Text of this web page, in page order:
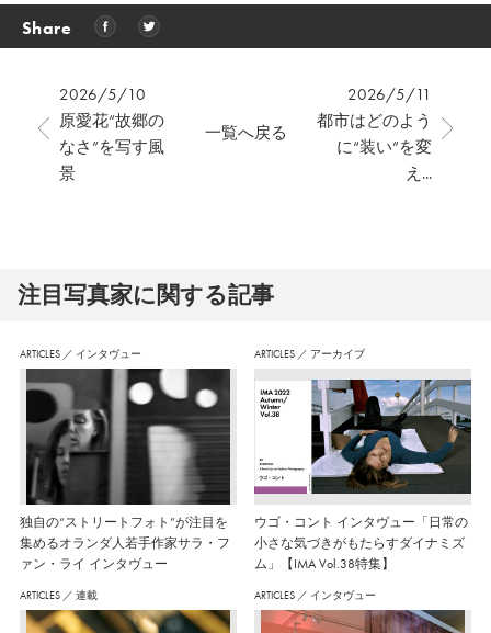
Share
2026/5/10
原愛花“故郷の
なさ”を写す風
景
2026/5/11
都市はどのよう
に“装い”を変
え...
一覧へ戻る
注⽬写真家に関する記事
ARTICLES ／ インタヴュー
独自の“ストリートフォト”が注目を
集めるオランダ人若手作家サラ・フ
ァン・ライ インタヴュー
ARTICLES ／ アーカイブ
ウゴ・コント インタヴュー「日常の
小さな気づきがもたらすダイナミズ
ム」【IMA Vol.38特集】
ARTICLES ／ 連載 ARTICLES ／ インタヴュー